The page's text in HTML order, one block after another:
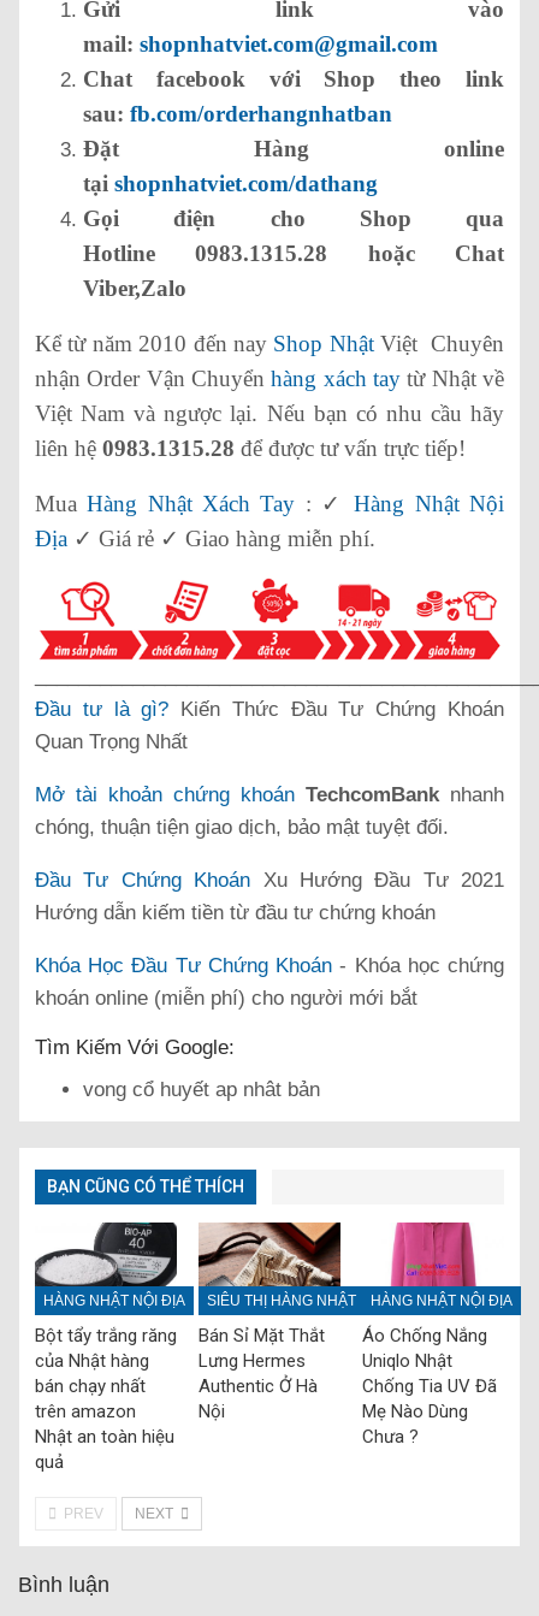
Gửi link vào
mail: shopnhatviet.com@gmail.com
Chat facebook với Shop theo link
sau: fb.com/orderhangnhatban
Đặt Hàng online
tại shopnhatviet.com/dathang
Gọi điện cho Shop qua
Hotline 0983.1315.28 hoặc Chat
Viber,Zalo
Kể từ năm 2010 đến nay Shop NhậtViệt Chuyên
nhận Order Vận Chuyểnhàng xách tay từ Nhật về
Việt Nam và ngược lại. Nếu bạn có nhu cầu hãy
liên hệ 0983.1315.28 để được tư vấn trực tiếp!
MuaHàng Nhật Xách Tay : ✓Hàng Nhật Nội
Địa ✓ Giá rẻ ✓ Giao hàng miễn phí.
Đầu tư là gì? Kiến Thức Đầu Tư Chứng Khoán
Quan Trọng Nhất
Mở tài khoản chứng khoán TechcomBank nhanh
chóng, thuận tiện giao dịch, bảo mật tuyệt đối.
Đầu Tư Chứng Khoán Xu Hướng Đầu Tư 2021
Hướng dẫn kiếm tiền từ đầu tư chứng khoán
Khóa Học Đầu Tư Chứng Khoán - Khóa học chứng
khoán online (miễn phí) cho người mới bắt
Tìm Kiếm Với Google:
vong cổ huyết ap nhât bản
BẠN CŨNG CÓ THỂ THÍCH
HÀNG NHẬT NỘI ĐỊA
Bột tẩy trắng răng
của Nhật hàng
bán chạy nhất
trên amazon
Nhật an toàn hiệu
quả
SIÊU THỊ HÀNG NHẬT
Bán Sỉ Mặt Thắt
Lưng Hermes
Authentic Ở Hà
Nội
HÀNG NHẬT NỘI ĐỊA
Áo Chống Nắng
Uniqlo Nhật
Chống Tia UV Đã
Mẹ Nào Dùng
Chưa ?
PREV NEXT
Bình luận